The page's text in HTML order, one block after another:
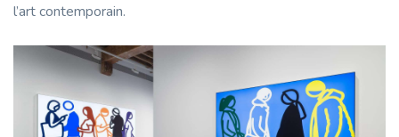
l’art contemporain.